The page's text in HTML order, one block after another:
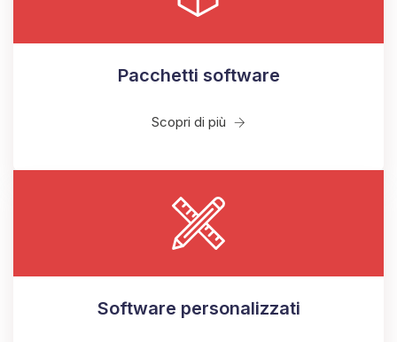
Pacchetti software
Scopri di più
Software personalizzati